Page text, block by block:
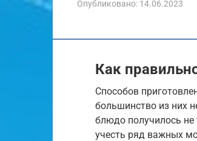
Опубликовано: 14.06.2023
Как
Способов
большинство из них
блюдо получилось
учесть ряд важных